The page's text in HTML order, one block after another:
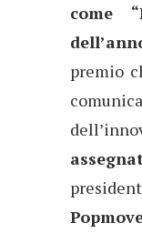
come
premio